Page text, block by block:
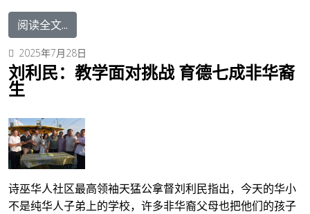
阅读全文...
2025年7月28日
刘利民：教学面对挑战 育德七成非华裔
生
诗巫华人社区最高领袖天猛公拿督刘利民指出，今天的华小
不是纯华人子弟上的学校，许多非华裔父母也把他们的孩子